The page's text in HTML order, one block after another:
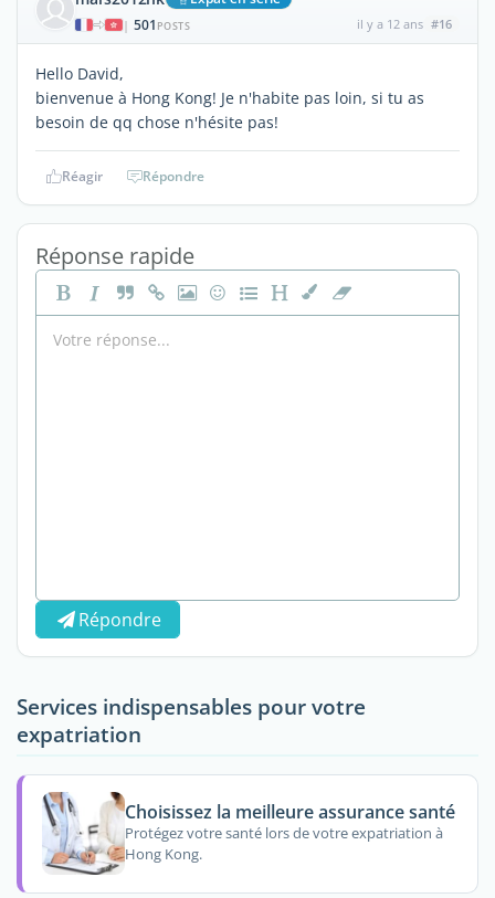
| 501 POSTS il y a 12 ans #16
Hello David,
bienvenue à Hong Kong! Je n'habite pas loin, si tu as
besoin de qq chose n'hésite pas!
Réagir Répondre
Réponse rapide
Répondre
Services indispensables pour votre
expatriation
Choisissez la meilleure assurance santé
Protégez votre santé lors de votre expatriation à
Hong Kong.